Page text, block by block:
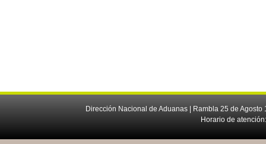
Dirección Nacional de Aduanas | Rambla 25 de
Horario de